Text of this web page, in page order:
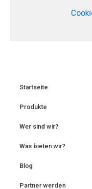
Startseite
Produkte
Wer sind wir?
Was bieten wir?
Blog
Partner werden